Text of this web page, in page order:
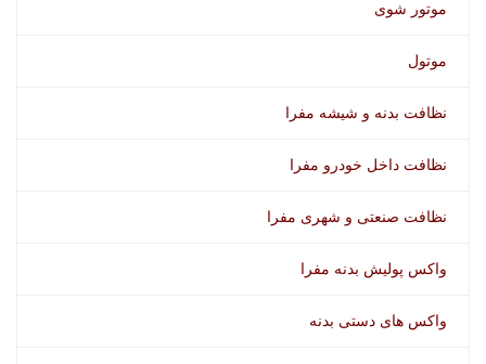
موتور شوی
موتول
نظافت بدنه و شیشه مفرا
نظافت داخل خودرو مفرا
نظافت صنعتی و شهری مفرا
واکس پولیش بدنه مفرا
واکس های دستی بدنه